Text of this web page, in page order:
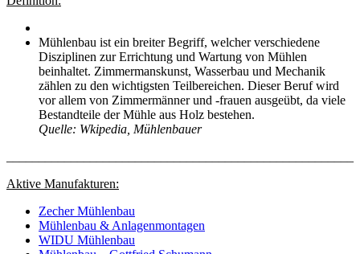
Mühlenbau ist ein breiter Begriff, welcher verschiedene
Disziplinen zur Errichtung und Wartung von Mühlen
beinhaltet. Zimmermanskunst, Wasserbau und Mechanik
zählen zu den wichtigsten Teilbereichen. Dieser Beruf wird
vor allem von Zimmermänner und -frauen ausgeübt, da viele
Bestandteile der Mühle aus Holz bestehen.
Quelle: Wkipedia, Mühlenbauer
Aktive Manufakturen:
Zecher Mühlenbau
Mühlenbau & Anlagenmontagen
WIDU Mühlenbau